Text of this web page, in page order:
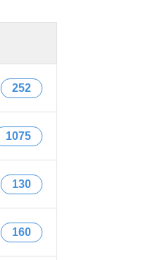
252
1075
130
160